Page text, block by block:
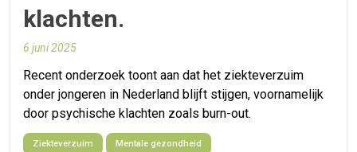
klachten.
6 juni 2025
Recent onderzoek toont aan dat het ziekteverzuim
onder jongeren in Nederland blijft stijgen, voornamelijk
door psychische klachten zoals burn-out.
Ziekteverzuim Mentale gezondheid